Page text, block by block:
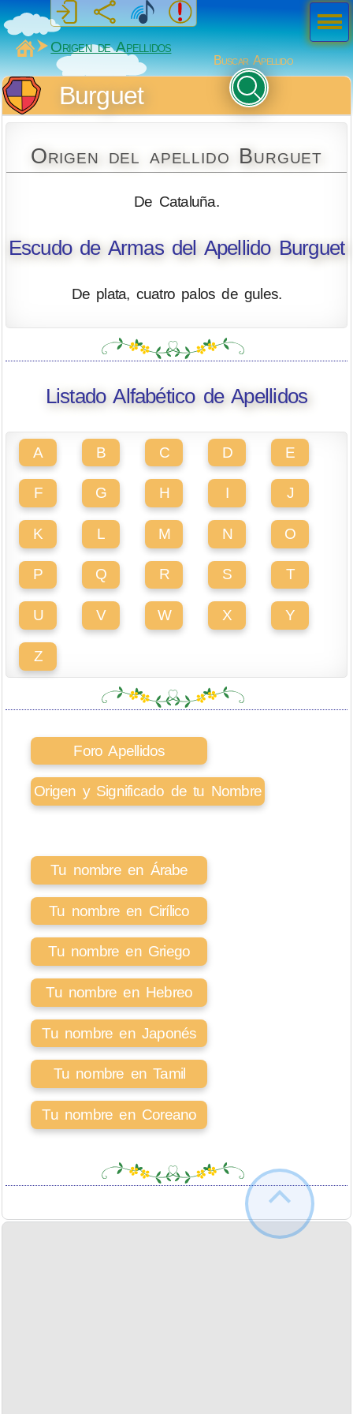
MiSabueso
Origen de Apellidos
Buscar Apellido
Burguet
Origen del apellido Burguet
De Cataluña.
Escudo de Armas del Apellido Burguet
De plata, cuatro palos de gules.
Listado Alfabético de Apellidos
A B C D E
F G H I J
K L M N O
P Q R S T
U V W X Y
Z
Foro Apellidos
Origen y Significado de tu Nombre
Tu nombre en Árabe
Tu nombre en Cirílico
Tu nombre en Griego
Tu nombre en Hebreo
Tu nombre en Japonés
Tu nombre en Tamil
Tu nombre en Coreano
Men
ú